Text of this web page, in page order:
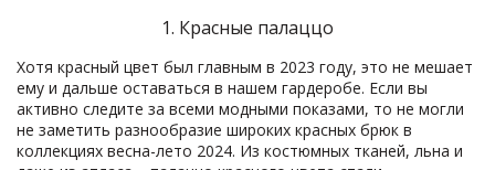
1. Красные палаццо
Хотя красный цвет был главным в 2023 году, это не мешает
ему и дальше оставаться в нашем гардеробе. Если вы
активно следите за всеми модными показами, то не могли
не заметить разнообразие широких красных брюк в
коллекциях весна-лето 2024. Из костюмных тканей, льна и